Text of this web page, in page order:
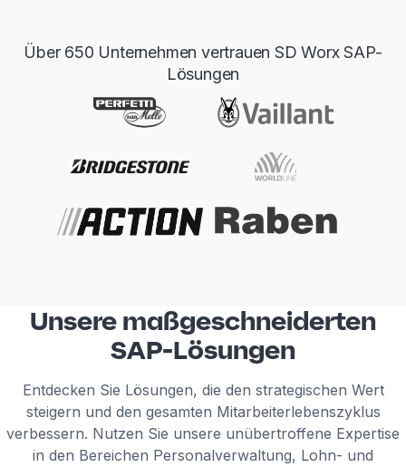
Über 650 Unternehmen vertrauen SD Worx SAP-
Lösungen
Unsere maßgeschneiderten
SAP-Lösungen
Entdecken Sie Lösungen, die den strategischen Wert
steigern und den gesamten Mitarbeiterlebenszyklus
verbessern. Nutzen Sie unsere unübertroffene Expertise
in den Bereichen Personalverwaltung, Lohn- und